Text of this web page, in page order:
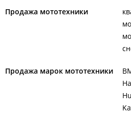
Продажа мототехники
Продажа марок мототехники